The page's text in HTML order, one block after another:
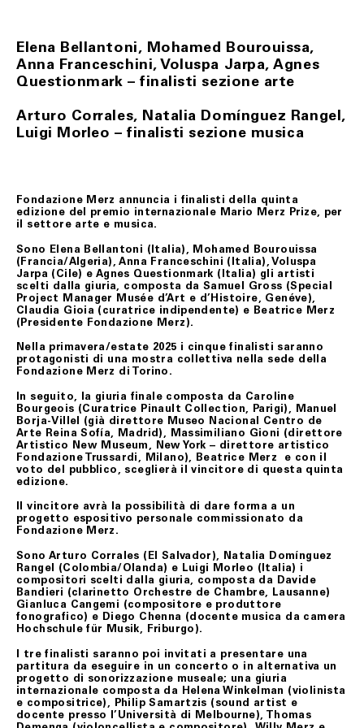
riscontro, il/i prodotto/i, in condizioni di sostanziale
integrità – custoditi ed eventualmente adoperati con
l’uso della normale diligenza – dovranno essere spediti
compresi dell’imballo originale, di sigilli eventualmente
Le spese di restituzione resteranno a carico del Cliente.
Il Cliente, potrà rifiutare il ritiro del/i prodotti all’atto
le condizioni del/i prodotto/i restituiti, Fondazione
Merz provvederà al rimborso del loro prezzo, mediante
storno dell’importo addebitato sulla carta di credito
comunque, in ogni caso, quattordici (14) giorni dal
rientro della merce.
Nei casi di mancato rispetto delle condizioni e modalità
di esercizio del recesso previste nel presente articolo, il
contratto rimarrà valido ed efficace, pertanto, il Cliente
non avrà nulla a pretendere da Fondazione Merz che, se
richiesto, restituirà il/i prodotti al Cliente addebitando
le spese di spedizione.
Tutti i prodotti in vendita nel presente sito sono
realizzati rispettando elevati standard di qualità; nel
caso in cui il Cliente riceva un prodotto danneggiato,
non conforme o con difetto di fabbricazione, dovrà darne
immediata comunicazione a Fondazione Merz.
I difetti di fabbricazione non evidentemente riconoscibili
essere comunicati a Fondazione Merz dal Cliente.
In tutti i casi di cui sopra, gli uffici competenti di
daranno comunicazione al Cliente e, se accertati il
danno, la non conformità o il difetto di fabbricazione,
attiveranno la procedura di sostituzione del/i
prodotto/i, senza alcuna spesa di spedizione aggiuntiva
a carico del Cliente.
Il Cliente dovrà procedere alla restituzione del/i
prodotto/i, secondo le istruzioni e all’indirizzo postale
ottenuti contattando il Servizio Assistenza,
provvedendo ad imballare accuratamente il prodotto,
accludendovi l’imballo originale, i sigilli eventualmente
apposti nonché l’eventuale documentazione accessoria.
Elena Bellantoni, Mohamed Bourouissa,
Anna Franceschini, Voluspa Jarpa, Agnes
Questionmark – finalisti sezione arte
Arturo Corrales, Natalia Domínguez Rangel,
Luigi Morleo – finalisti sezione musica
Fondazione Merz annuncia i finalisti della quinta
edizione del premio internazionale Mario Merz Prize, per
il settore arte e musica.
Sono Elena Bellantoni (Italia), Mohamed Bourouissa
(Francia/Algeria), Anna Franceschini (Italia), Voluspa
Jarpa (Cile) e Agnes Questionmark (Italia) gli artisti
scelti dalla giuria, composta da Samuel Gross (Special
Project Manager Musée d’Art e d’Histoire, Genéve),
Claudia Gioia (curatrice indipendente) e Beatrice Merz
(Presidente Fondazione Merz).
Nella primavera/estate 2025 i cinque finalisti saranno
protagonisti di una mostra collettiva nella sede della
Fondazione Merz di Torino.
In seguito, la giuria finale composta da Caroline
Bourgeois (Curatrice Pinault Collection, Parigi), Manuel
Borja-Villel (già direttore Museo Nacional Centro de
Arte Reina Sofía, Madrid), Massimiliano Gioni (direttore
Artistico New Museum, New York – direttore artistico
Fondazione Trussardi, Milano), Beatrice Merz e con il
voto del pubblico, sceglierà il vincitore di questa quinta
edizione.
Il vincitore avrà la possibilità di dare forma a un
progetto espositivo personale commissionato da
Fondazione Merz.
Sono Arturo Corrales (El Salvador), Natalia Domínguez
Rangel (Colombia/Olanda) e Luigi Morleo (Italia) i
compositori scelti dalla giuria, composta da Davide
Bandieri (clarinetto Orchestre de Chambre, Lausanne)
Gianluca Cangemi (compositore e produttore
fonografico) e Diego Chenna (docente musica da camera
Hochschule für Musik, Friburgo).
I tre finalisti saranno poi invitati a presentare una
partitura da eseguire in un concerto o in alternativa un
progetto di sonorizzazione museale; una giuria
internazionale composta da Helena Winkelman (violinista
e compositrice), Philip Samartzis (sound artist e
docente presso l’Università di Melbourne), Thomas